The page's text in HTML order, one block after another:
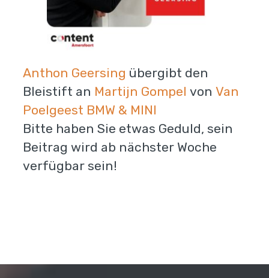
Anthon Geersing übergibt den
Bleistift an Martijn Gompel vonVan
Poelgeest BMW & MINI
Bitte haben Sie etwas Geduld, sein
Beitrag wird ab nächster Woche
verfügbar sein!